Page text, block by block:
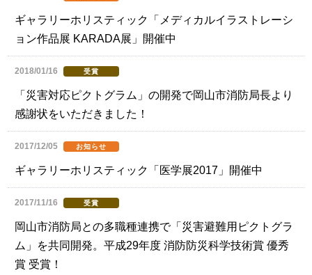
ギャラリーホリスティック「メディカルイラストレーシ
ョン作品展 KARADA展」開催中
2018/01/16 受賞
「災害対応ピクトグラム」の開発で岡山市消防局長より
感謝状をいただきました！
2017/12/05 お知らせ
ギャラリーホリスティック「医学展2017」開催中
2017/11/16 受賞
岡山市消防局との多職種連携で「災害避難用ピクトグラ
ム」を共同開発。平成29年度 消防防災科学技術賞 優秀
賞 受賞！